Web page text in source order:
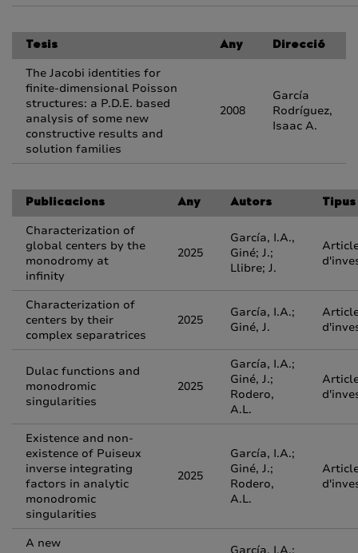
Tesis Any Direcció
The Jacobi identities for
finite-dimensional Poisson
structures: a P.D.E. based
analysis of some new
constructive results and
solution families
2008
García
Rodríguez,
Isaac A.
Publicacions Any Autors Tipus
Characterization of
global centers by the
monodromy at
infinity
2025
García, I.A.,
Giné; J.;
Llibre; J.
Characterization of
centers by their
complex separatrices
2025
García, I.A.;
Giné, J.
Dulac functions and
monodromic
singularities
2025
García, I.A.;
Giné, J.;
Rodero,
A.L.
Existence and non-
existence of Puiseux
inverse integrating
factors in analytic
monodromic
singularities
2025
García, I.A.;
Giné, J.;
Rodero,
A.L.
A new